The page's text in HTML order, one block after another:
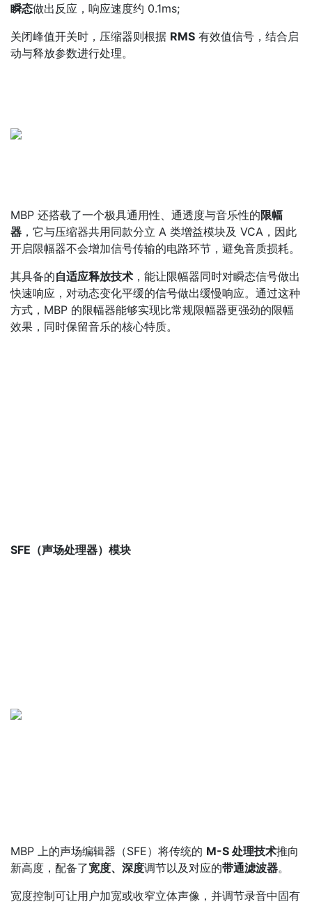
瞬态做出反应，响应速度约 0.1ms;
关闭峰值开关时，压缩器则根据 RMS 有效值信号，结合启
动与释放参数进行处理。
MBP 还搭载了一个极具通用性、通透度与音乐性的限幅
器 ，它与压缩器共用同款分立 A 类增益模块及 VCA，因此
开启限幅器不会增加信号传输的电路环节，避免音质损耗。
其具备的自适应释放技术 ，能让限幅器同时对瞬态信号做出
快速响应，对动态变化平缓的信号做出缓慢响应。通过这种
方式，MBP 的限幅器能够实现比常规限幅器更强劲的限幅
效果，同时保留音乐的核心特质。
SFE（声场处理器）模块
MBP 上的声场编辑器（SFE）将传统的 M-S 处理技术推向
新高度，配备了宽度、深度调节以及对应的带通滤波器。
宽度控制可让用户加宽或收窄立体声像，并调节录音中固有